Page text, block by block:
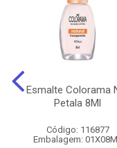
Esmalte Colorama
Petala 8Ml
Código: 116877
Embalagem: